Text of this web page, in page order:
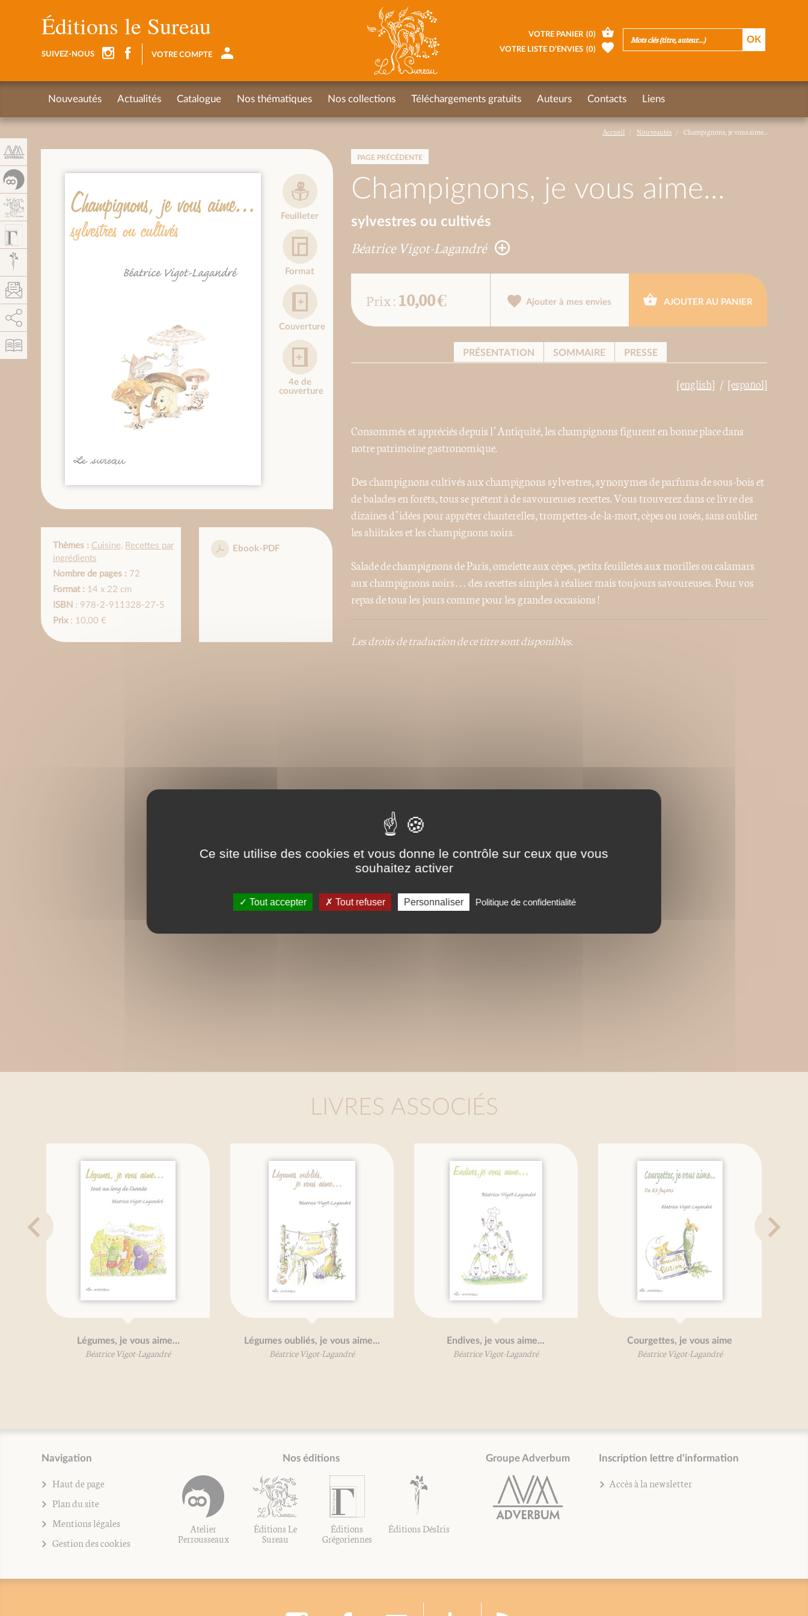
Accueil Nouveautés Champignons, je vous aime...
PAGE PRÉCÉDENTE
Champignons, je vous aime...
sylvestres ou cultivés
Béatrice Vigot-Lagandré
Feuilleter
Format
Couverture
4e de
couverture
Thèmes : Cuisine, Recettes par
ingrédients
Nombre de pages :72
Format :14 x 22 cm
ISBN : 978-2-911328-27-5
Prix: 10,00 €
Ebook-PDF
Prix : 10,00 € Ajouter à mes envies AJOUTER AU PANIER
PRÉSENTATION SOMMAIRE PRESSE
[english] [español]
Consommés et appréciés depuis l’Antiquité, les champignons figurent en bonne place dans
notre patrimoine gastronomique.
Des champignons cultivés aux champignons sylvestres, synonymes de parfums de sous-bois et
de balades en forêts, tous se prêtent à de savoureuses recettes. Vous trouverez dans ce livre des
dizaines d’idées pour apprêter chanterelles, trompettes-de-la-mort, cèpes ou rosés, sans oublier
les shiitakes et les champignons noirs.
Salade de champignons de Paris, omelette aux cèpes, petits feuilletés aux morilles ou calamars
aux champignons noirs… des recettes simples à réaliser mais toujours savoureuses. Pour vos
repas de tous les jours comme pour les grandes occasions !
Les droits de traduction de ce titre sont disponibles.
LIVRES ASSOCIÉS
Légumes, je vous aime...
Béatrice Vigot-Lagandré
Légumes oubliés, je vous aime...
Béatrice Vigot-Lagandré
Endives, je vous aime...
Béatrice Vigot-Lagandré
Courgettes, je vous aime
Béatrice Vigot-Lagandré
Navigation
Haut de page
Plan du site
Mentions légales
Gestion des cookies
Nos éditions
Atelier
Perrousseaux
Éditions Le
Sureau
Éditions
Grégoriennes
Éditions DésIris
Groupe Adverbum Inscription lettre d'information
Accès à la newsletter
Éditions le Sureau
SUIVEZ-NOUS VOTRE COMPTE
VOTRE PANIER (0)
VOTRE LISTE D’ENVIES (0)
Nouveautés Actualités Catalogue Nos thématiques Nos collections Téléchargements gratuits Auteurs Contacts Liens
Ce site utilise des cookies et vous donne le contrôle sur ceux que vous
souhaitez activer
Tout accepter Tout refuser Personnaliser Politique de confidentialité